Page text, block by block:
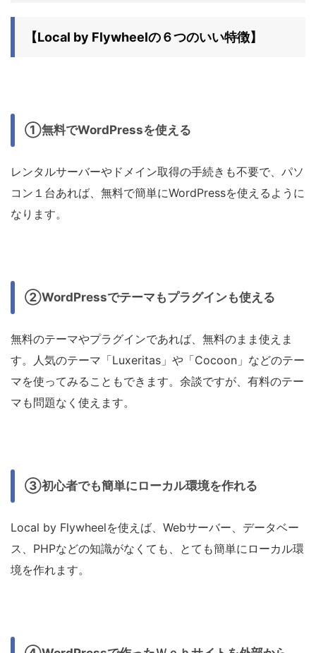
【Local by Flywheelの６つのいい特徴】
①無料でWordPressを使える
レンタルサーバーやドメイン取得の手続きも不要で、パソ
コン１台あれば、無料で簡単にWordPressを使えるように
なります。
②WordPressでテーマもプラグインも使える
無料のテーマやプラグインであれば、無料のまま使えま
す。人気のテーマ「Luxeritas」や「Cocoon」などのテー
マを使ってみることもできます。余談ですが、有料のテー
マも問題なく使えます。
③初心者でも簡単にローカル環境を作れる
Local by Flywheelを使えば、Webサーバー、データベー
ス、PHPなどの知識がなくても、とても簡単にローカル環
境を作れます。